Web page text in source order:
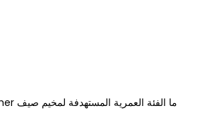
ما الفئة العمرية المستهدفة لمخيم صيف Glee Gather؟